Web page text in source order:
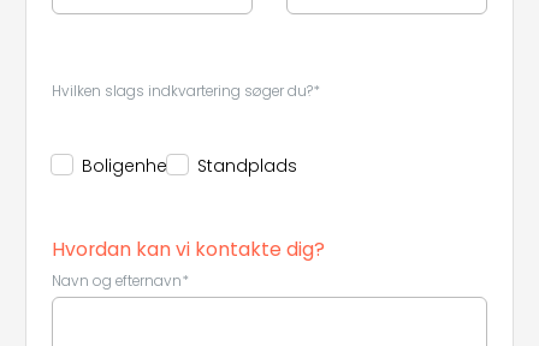
Hvilken slags indkvartering søger du?*
Boligenhed Standplads
Hvordan kan vi kontakte dig?
Navn og efternavn*